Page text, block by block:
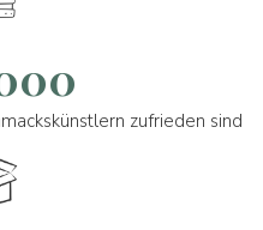
zufrieden sind